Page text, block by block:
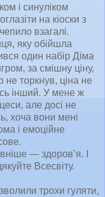
і синуліком
на кіоски з
взагалі.
яку обійшла
один набір Діма
за смішну ціну,
не торкнув, ціна не
інший. У мене ж
але досі не
хоча вони мені
і емоційне
— здоров’я. І
Всесвіту.
трохи гуляти,